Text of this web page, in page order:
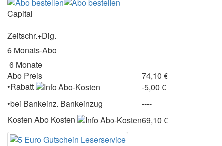
Capital
Zeitschr.+Dig.
6 Monats-Abo
6 Monate
Abo Preis
74,10 €
•Rabatt
-5,00 €
•bei Bankeinz. Bankeinzug
----
Kosten Abo Kosten 69,10 €